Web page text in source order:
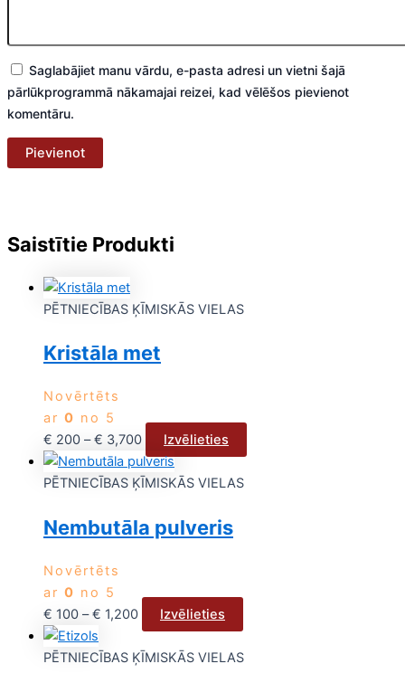
Saglabājiet manu vārdu, e-pasta adresi un vietni šajā
pārlūkprogrammā nākamajai reizei, kad vēlēšos pievienot
komentāru.
Saistītie Produkti
PĒTNIECĪBAS ĶĪMISKĀS VIELAS
Kristāla met
Novērtēts
ar 0 no 5
€ 200 – € 3,700 Izvēlieties
PĒTNIECĪBAS ĶĪMISKĀS VIELAS
Nembutāla pulveris
Novērtēts
ar 0 no 5
€ 100 – € 1,200 Izvēlieties
PĒTNIECĪBAS ĶĪMISKĀS VIELAS